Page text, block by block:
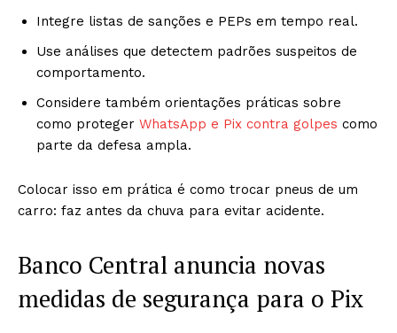
Integre listas de sanções e PEPs em tempo real.
Use análises que detectem padrões suspeitos de
comportamento.
Considere também orientações práticas sobre
como proteger WhatsApp e Pix contra golpes como
parte da defesa ampla.
Colocar isso em prática é como trocar pneus de um
carro: faz antes da chuva para evitar acidente.
Banco Central anuncia novas
medidas de segurança para o Pix